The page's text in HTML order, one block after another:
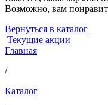
Возможно, вам
Вернуться в каталог
Текущие акции
Главная
/
Каталог